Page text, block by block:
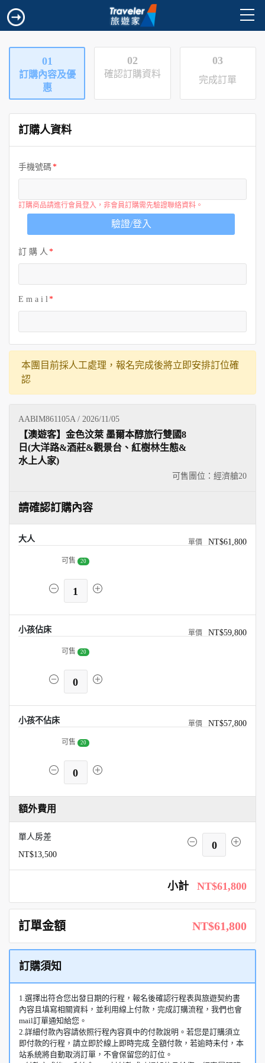
01
訂購內容及優
惠
02
確認訂購資料
03
完成訂單
訂購人資料
手機號碼
訂購商品請進行會員登入，非會員訂購需先驗證聯絡資料。
驗證/登入
訂 購 人
E m a i l
本團目前採人工處理，報名完成後將立即安排訂位確
認
AABIM861105A / 2026/11/05
可售團位：經濟艙20
【澳遊客】金色汶萊 墨爾本醇旅行雙國8
日(大洋路&酒莊&觀景台、紅樹林生態&
水上人家)
請確認訂購內容
大人 NT$61,800
可售 20
1
小孩佔床 NT$59,800
可售 20
0
小孩不佔床 NT$57,800
可售 20
0
額外費用
單人房差
NT$13,500
0
小計 NT$61,800
訂單金額 NT$61,800
訂購須知
1.選擇出符合您出發日期的行程，報名後確認行程表與旅遊契約書
內容且填寫相關資料，並利用線上付款，完成訂購流程，我們也會
mail訂單通知給您。
2.詳細付款內容請依照行程內容頁中的付款說明。若您是訂購須立
即付款的行程，請立即於線上即時完成 全額付款，若逾時未付，本
站系統將自動取消訂單，不會保留您的訂位。